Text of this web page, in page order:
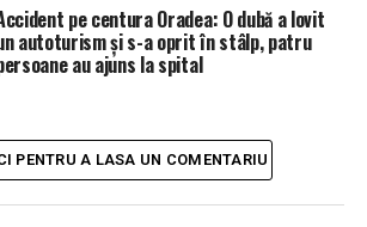
cât și un alt tânăr, de 17
au suferit multiple leziuni, pentru
fost transportați la spital.
Rutier Beiuș continuă cercetările
cu exactitate a cauzelor și
accidentului rutier”, încheie
pe centura Oradea: O dubă a lovit
autoturism şi s-a oprit în stâlp, patru
au ajuns la spital
PENTRU A LASA UN COMENTARIU